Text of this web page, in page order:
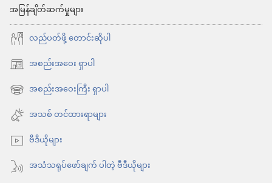
အမြန်ချိတ်ဆက်မှုများ
လည်ပတ်ဖို့ တောင်းဆိုပါ
အစည်းအဝေး ရှာပါ
(window
အသစ်
င့်
နေ
ပါ
တယ်)
အစည်းအဝေးကြီး ရှာပါ
(window
အသစ်
င့်
နေ
ပါ
အသစ် တင်ထားရာများ
ဗီဒီယိုများ
အသံသရုပ်ဖော်ချက် ပါတဲ့ ဗီဒီယိုများ